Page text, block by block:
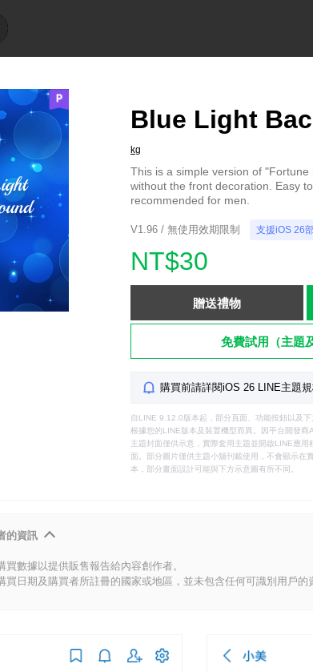
Blue Light
kg
This is a simple version of
without the front decoration. Easy
recommended for men.
V1.96 / 無使用效期限制 支援iOS 26
NT$30
贈送禮物
免費試用（主題
購買前請詳閱iOS 26 LINE主題
自LINE 9.12.0版本起，部分頁面、功能按鈕以及
根據您的LINE版本及裝置機型而異。因平台開發
主題封面僅供示意，實際套用主題並開啟LINE應
面。部分圖片僅供主題小舖刊載使用，不會顯示在
本，部分畫面設計可能與下方示意圖有所不同。
的資訊
買數據以提供販售報告給內容創作者。
買日期及購買者所註冊的國家或地區，並未包含任何可識別用戶的